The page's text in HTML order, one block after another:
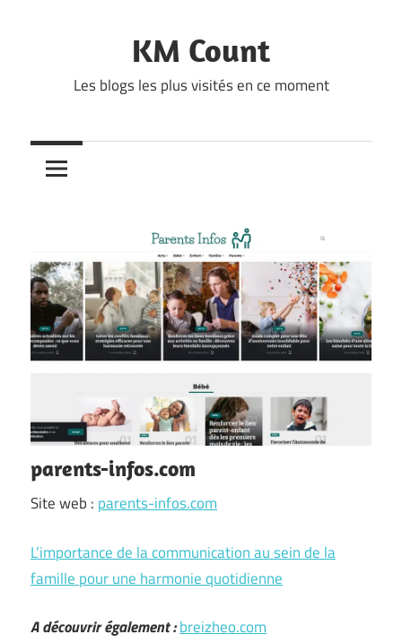
KM Count
Les blogs les plus visités en ce moment
parents-infos.com
Site web : parents-infos.com
L’importance de la communication au sein de la
famille pour une harmonie quotidienne
A découvrir également :breizheo.com